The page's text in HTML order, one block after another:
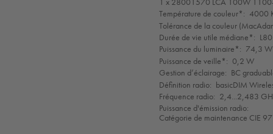
1 x 28001570 LCA 100W
Température de couleur*: 4000
Tolérance de la couleur
Durée de vie utile médiane*:
Puissance du luminaire*: 74,3 W
Puissance de veille*: 0,2 W
Gestion d’éclairage: BC
Définition radio: basicDIM
Fréquence radio: 2,4...2,483
Puissance d'émission radio:
Catégorie de maintenance CIE